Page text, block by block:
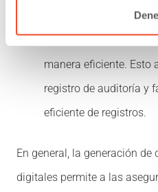
pueden rastrear
manera eficiente. Esto
registro de auditoría y
eficiente de registros.
En general, la generación
digitales permite a las